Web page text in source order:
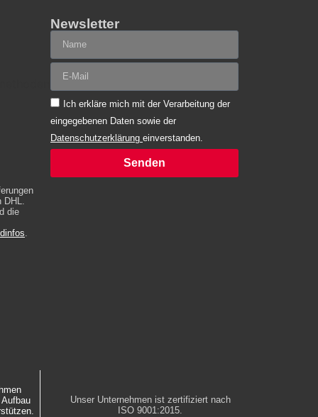
die
Newsletter
Ich erkläre mich mit der Verarbeitung der
eingegebenen Daten sowie der
Datenschutzerklärung einverstanden.
Senden
Unser Unternehmen ist zertifiziert nach
ISO 9001:2015.